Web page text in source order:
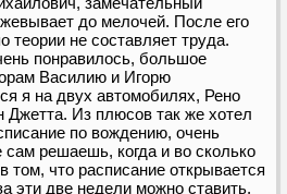
до мелочей. После его
теории не составляет труда.
понравилось, большое
Василию и Игорю
я на двух автомобилях, Рено
Джетта. Из плюсов так же хотел
по вождению, очень
сам решаешь, когда и во сколько
том, что расписание открывается
эти две недели можно ставить,